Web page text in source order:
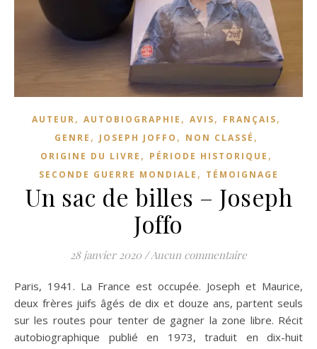
AUTEUR, AUTOBIOGRAPHIE , AVIS, FRANÇAIS,
GENRE , JOSEPH JOFFO , NON CLASSÉ ,
ORIGINE DU LIVRE , PÉRIODE HISTORIQUE ,
SECONDE GUERRE MONDIALE , TÉMOIGNAGE
Un sac de billes – Joseph
Joffo
28 janvier 2020 / Aucun commentaire
Paris, 1941. La France est occupée. Joseph et Maurice,
deux frères juifs âgés de dix et douze ans, partent seuls
sur les routes pour tenter de gagner la zone libre. Récit
autobiographique publié en 1973, traduit en dix-huit